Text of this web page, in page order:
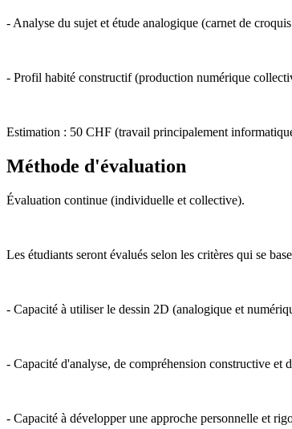
- Analyse du sujet et étude analogique (carnet de
- Profil habité constructif (production numérique
Estimation : 50 CHF (travail principalement
Méthode d'évaluation
Évaluation continue (individuelle et collective).
Les étudiants seront évalués selon les critères qui se
- Capacité à utiliser le dessin 2D (analogique et
- Capacité d'analyse, de compréhension constructive et
- Capacité à développer une approche personnelle et